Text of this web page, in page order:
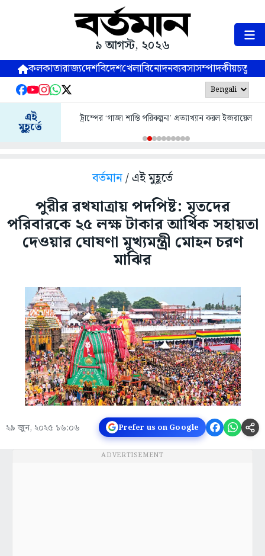
৯ আগস্ট, ২০২৬
কলকাতারাজ্যদেশবিদেশখেলাবিনোদনব্যবসাসম্পাদকীয়
এই
মুহূর্তে
ট্রাম্পের ‘গাজা শান্তি পরিকল্পনা’ প্রত্যাখ্যান করল ইজরায়েল
বর্তমান/ এই মুহূর্তে
পুরীর রথযাত্রায় পদপিষ্ট: মৃতদের
পরিবারকে ২৫ লক্ষ টাকার আর্থিক সহায়তা
দেওয়ার ঘোষণা মুখ্যমন্ত্রী মোহন চরণ
মাঝির
২৯ জুন, ২০২৫ ১৬:০৬ Prefer us on Google
ADVERTISEMENT